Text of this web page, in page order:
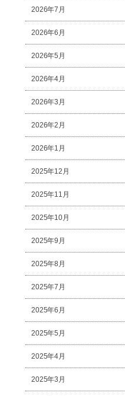
2026年7月
2026年6月
2026年5月
2026年4月
2026年3月
2026年2月
2026年1月
2025年12月
2025年11月
2025年10月
2025年9月
2025年8月
2025年7月
2025年6月
2025年5月
2025年4月
2025年3月